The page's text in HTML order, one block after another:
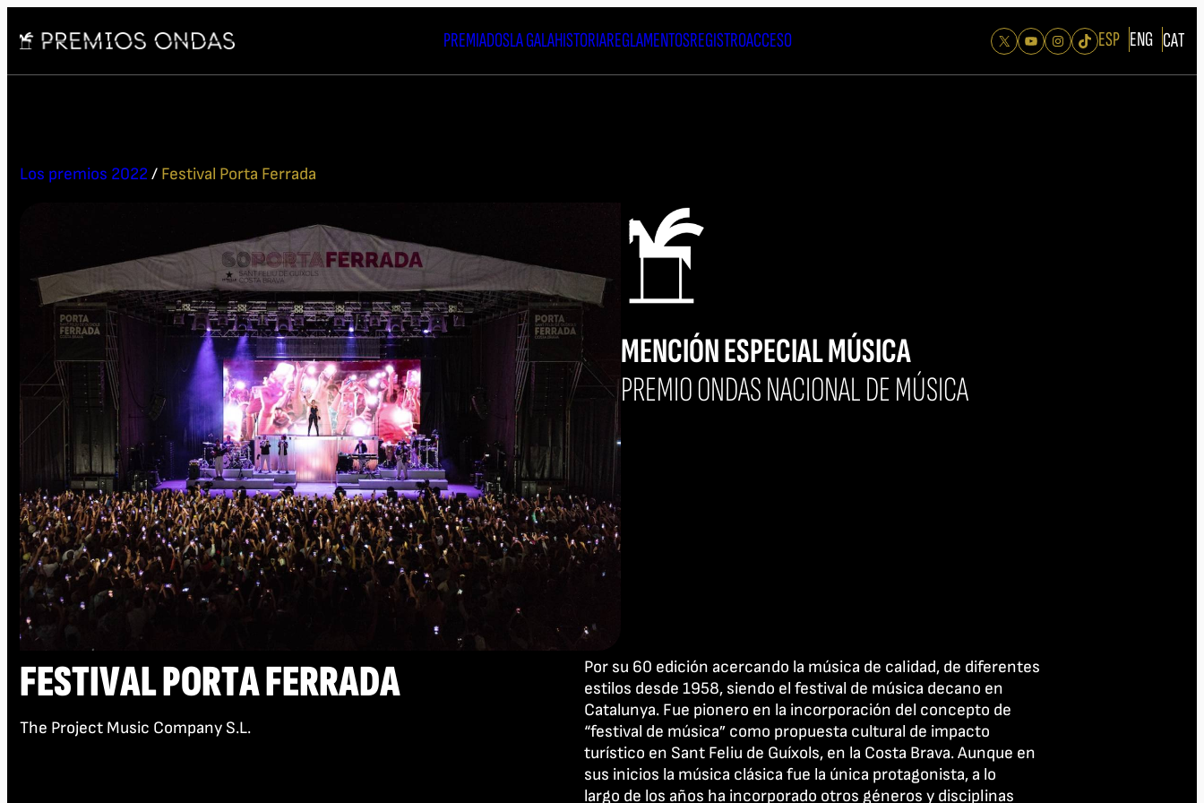
PREMIADOSLA GALAHISTORIAREGLAMENTOSREGISTROACCESO X YouTube Instagram TikTok ESP ENG CAT
Los premios 2022 / Festival Porta Ferrada
MENCIÓN ESPECIAL MÚSICA
PREMIO ONDAS NACIONAL DE MÚSICA
FESTIVAL PORTA FERRADA
The Project Music Company S.L.
Por su 60 edición acercando la música de calidad, de diferentes
estilos desde 1958, siendo el festival de música decano en
Catalunya. Fue pionero en la incorporación del concepto de
“festival de música” como propuesta cultural de impacto
turístico en Sant Feliu de Guíxols, en la Costa Brava. Aunque en
sus inicios la música clásica fue la única protagonista, a lo
largo de los años ha incorporado otros géneros y disciplinas